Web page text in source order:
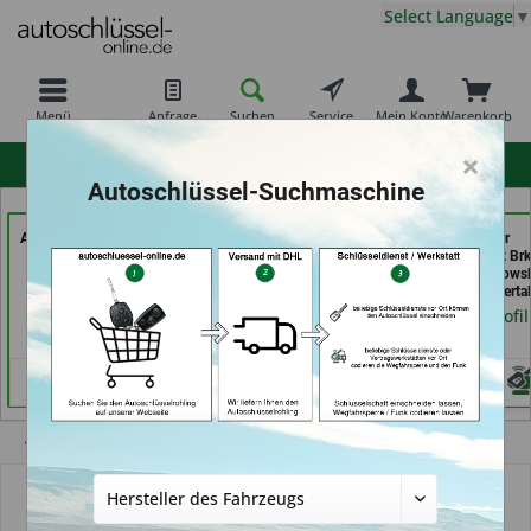
Menü Anfrage Suchen Service Warenkorb
Mein Konto
Select Language ▼
Autoschlüssel Hamburg
(in Hamburg)
Händlerprofil
GSB Produktions GmbH
(in Pfäffikon)
Händlerprofil
Bergischer
Schlüsseldienst
Brkic &
GbR (in
Händlerprofil
Autoschlüsselgehäuse und Zubehör
×
Autoschlüssel-Suchmaschine